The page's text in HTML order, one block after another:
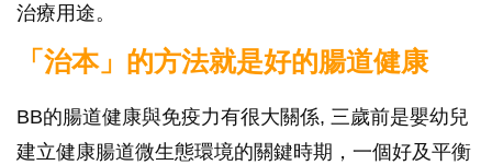
治療用途。
「治本」的方法就是好的腸道健康
BB的腸道健康與免疫力有很大關係, 三歲前是嬰幼兒
建立健康腸道微生態環境的關鍵時期，一個好及平衡